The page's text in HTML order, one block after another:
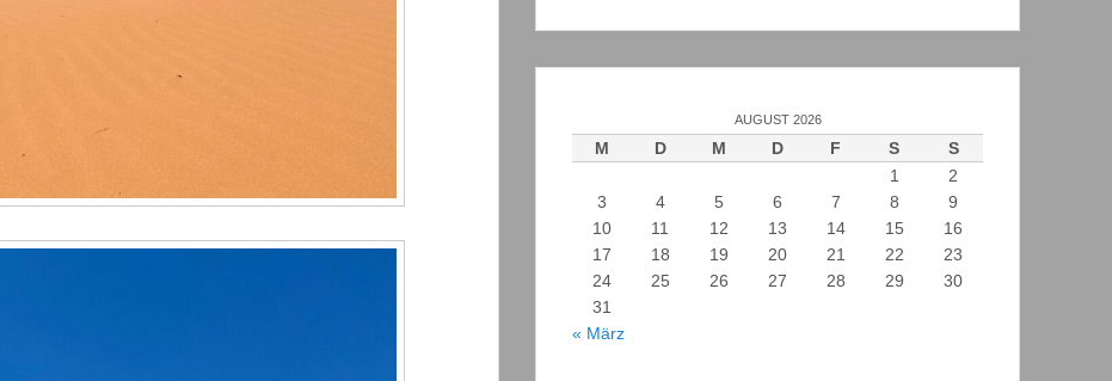
AUGUST 2026
M D M D F S
S
1
2
3
4 5 6 7 8
9
10
11 12 13 14 15
16
17
18 19 20 21 22
23
24
25 26 27 28 29
30
31
« März